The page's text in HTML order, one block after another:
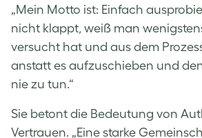
„Mein Motto ist: Einfach
nicht klappt, weiß man
versucht hat und aus dem
anstatt es aufzuschieben und
nie zu tun.“
Sie betont die Bedeutung von
Vertrauen. „Eine starke